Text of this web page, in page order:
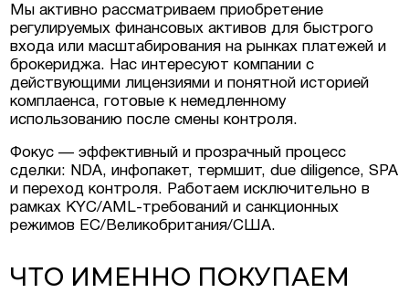
Люксембурге
Австрии
недвижимость
Мы активно рассматриваем приобретение
регулируемых финансовых активов для быстрого
входа или масштабирования на рынках платежей и
брокериджа. Нас интересуют компании с
действующими лицензиями и понятной историей
комплаенса, готовые к немедленному
использованию после смены контроля.
Фокус — эффективный и прозрачный процесс
сделки: NDA, инфопакет, термшит, due diligence, SPA
и переход контроля. Работаем исключительно в
рамках KYC/AML-требований и санкционных
режимов ЕС/Великобритания/США.
ЧТО ИМЕННО ПОКУПАЕМ